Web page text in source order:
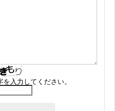
を入力してください。